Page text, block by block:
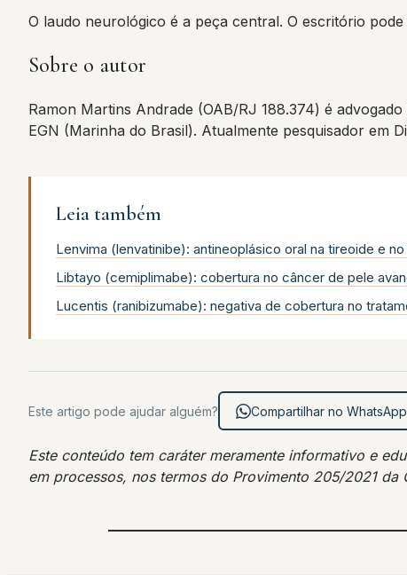
O laudo neurológico é a peça central. O escritório
Sobre o autor
Ramon Martins Andrade (OAB/RJ 188.374) é
EGN (Marinha do Brasil). Atualmente pesquisador em
Leia também
Lenvima (lenvatinibe): antineoplásico oral na tireoide e
Libtayo (cemiplimabe): cobertura no câncer de pele
Lucentis (ranibizumabe): negativa de cobertura no
Este artigo pode ajudar alguém? Compartilhar no WhatsApp
Este conteúdo tem caráter meramente informativo e
em processos, nos termos do Provimento 205/2021 da